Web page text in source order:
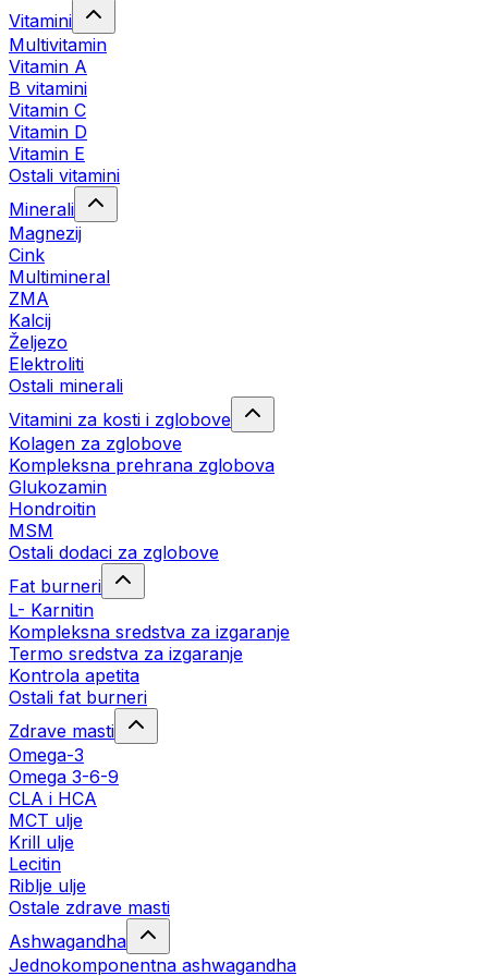
Vitamini
Multivitamin
Vitamin A
B vitamini
Vitamin C
Vitamin D
Vitamin E
Ostali vitamini
Minerali
Magnezij
Cink
Multimineral
ZMA
Kalcij
Željezo
Elektroliti
Ostali minerali
Vitamini za kosti i zglobove
Kolagen za zglobove
Kompleksna prehrana zglobova
Glukozamin
Hondroitin
MSM
Ostali dodaci za zglobove
Fat burneri
L- Karnitin
Kompleksna sredstva za izgaranje
Termo sredstva za izgaranje
Kontrola apetita
Ostali fat burneri
Zdrave masti
Omega-3
Omega 3-6-9
CLA i HCA
MCT ulje
Krill ulje
Lecitin
Riblje ulje
Ostale zdrave masti
Ashwagandha
Jednokomponentna ashwagandha